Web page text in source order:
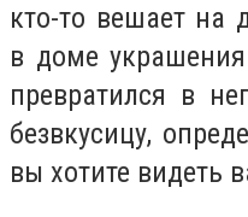
кто-то вешает на
в доме
превратился в
безвкусицу,
вы хотите видеть